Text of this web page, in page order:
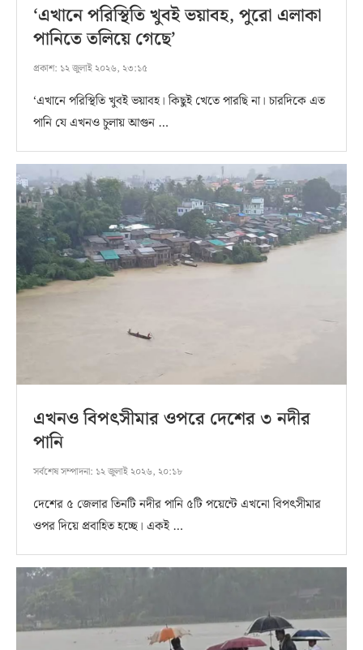
‘এখানে পরিস্থিতি খুবই ভয়াবহ, পুরো এলাকা
পানিতে তলিয়ে গেছে’
প্রকাশ: ১২ জুলাই ২০২৬, ২৩:১৫
‘এখানে পরিস্থিতি খুবই ভয়াবহ। কিছুই খেতে পারছি না। চারদিকে এত
পানি যে এখনও চুলায় আগুন …
এখনও বিপৎসীমার ওপরে দেশের ৩ নদীর
পানি
সর্বশেষ সম্পাদনা: ১২ জুলাই ২০২৬, ২০:১৮
দেশের ৫ জেলার তিনটি নদীর পানি ৫টি পয়েন্টে এখনো বিপৎসীমার
ওপর দিয়ে প্রবাহিত হচ্ছে। একই …